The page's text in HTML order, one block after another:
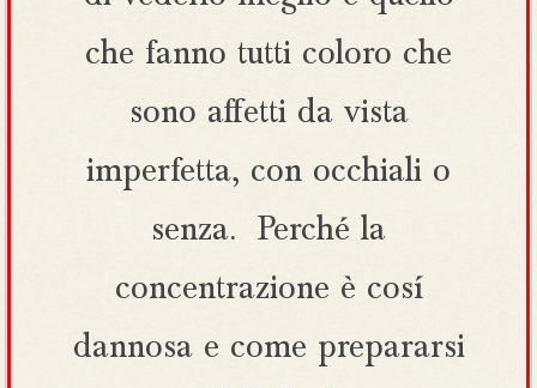
che fanno tutti coloro che
sono affetti da vista
imperfetta, con occhiali o
senza. Perché la
concentrazione è cosí
dannosa e come prepararsi